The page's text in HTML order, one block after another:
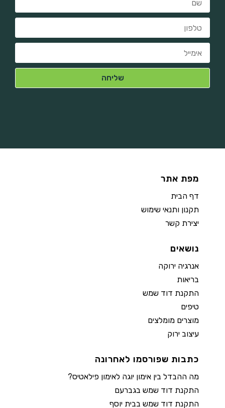
מפת אתר
דף הבית
תקנון ותנאי שימוש
יצירת קשר
נושאים
אנרגיה ירוקה
בריאות
התקנת דוד שמש
טיפים
מוצרים מומלצים
עיצוב ירוק
כתבות שפורסמו לאחרונה
מה ההבדל בין אימון יוגה לאימון פילאטיס?
התקנת דוד שמש בגברעם
התקנת דוד שמש בבית יוסף